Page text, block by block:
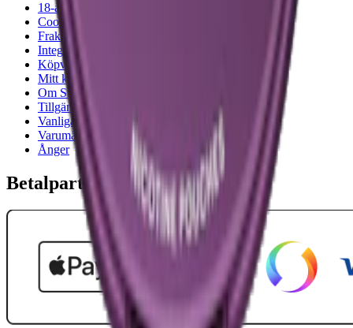
18-årsgräns
Cookiepolicy
Frakt- och leveransvillkor
Integritetspolicy
Köpvillkor
Mitt konto
Om Snuset.se
Tillgänglighetsredogörelse
Vanliga frågor
Varumärken
Ånger
Betalpartner